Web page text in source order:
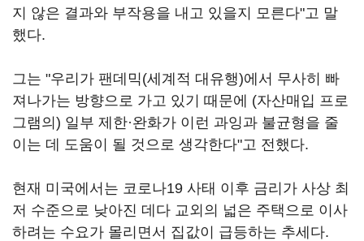
지 않은 결과와 부작용을 내고 있을지 모른다"고 말
했다.
그는 "우리가 팬데믹(세계적 대유행)에서 무사히 빠
져나가는 방향으로 가고 있기 때문에 (자산매입 프로
그램의) 일부 제한·완화가 이런 과잉과 불균형을 줄
이는 데 도움이 될 것으로 생각한다"고 전했다.
현재 미국에서는 코로나19 사태 이후 금리가 사상 최
저 수준으로 낮아진 데다 교외의 넓은 주택으로 이사
하려는 수요가 몰리면서 집값이 급등하는 추세다.